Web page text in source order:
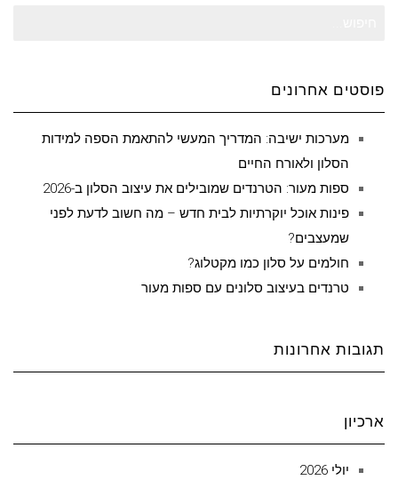
פוסטים אחרונים
מערכות ישיבה: המדריך המעשי להתאמת הספה למידות
הסלון ולאורח החיים
ספות מעור: הטרנדים שמובילים את עיצוב הסלון ב-2026
פינות אוכל יוקרתיות לבית חדש – מה חשוב לדעת לפני
שמעצבים?
חולמים על סלון כמו מקטלוג?
טרנדים בעיצוב סלונים עם ספות מעור
תגובות אחרונות
ארכיון
יולי 2026